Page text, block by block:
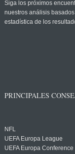
Siga los próximos
nuestros análisis
estadística de los
PRINCIPALES
NFL
UEFA Europa League
UEFA Europa